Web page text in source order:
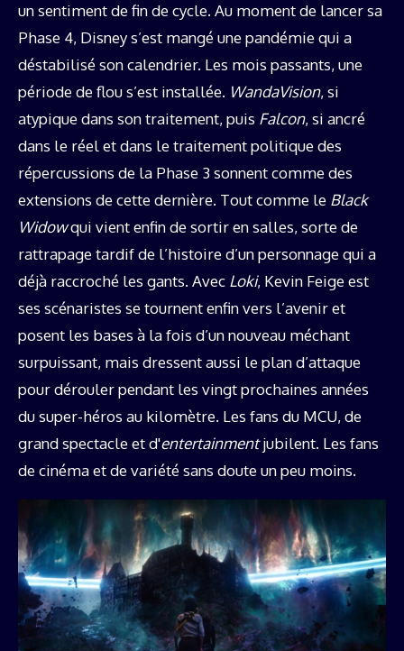
un sentiment de fin de cycle. Au moment de lancer sa
Phase 4, Disney s’est mangé une pandémie qui a
déstabilisé son calendrier. Les mois passants, une
période de flou s’est installée. WandaVision, si
atypique dans son traitement, puis Falcon, si ancré
dans le réel et dans le traitement politique des
répercussions de la Phase 3 sonnent comme des
extensions de cette dernière. Tout comme le Black
Widowqui vient enfin de sortir en salles, sorte de
rattrapage tardif de l’histoire d’un personnage qui a
déjà raccroché les gants. Avec Loki, Kevin Feige est
ses scénaristes se tournent enfin vers l’avenir et
posent les bases à la fois d’un nouveau méchant
surpuissant, mais dressent aussi le plan d’attaque
pour dérouler pendant les vingt prochaines années
du super-héros au kilomètre. Les fans du MCU, de
grand spectacle et d'entertainmentjubilent. Les fans
de cinéma et de variété sans doute un peu moins.